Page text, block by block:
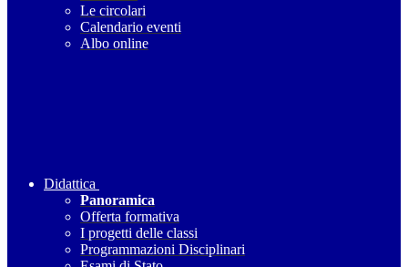
Le circolari
Calendario eventi
Albo online
Didattica
Panoramica
Offerta formativa
I progetti delle classi
Programmazioni Disciplinari